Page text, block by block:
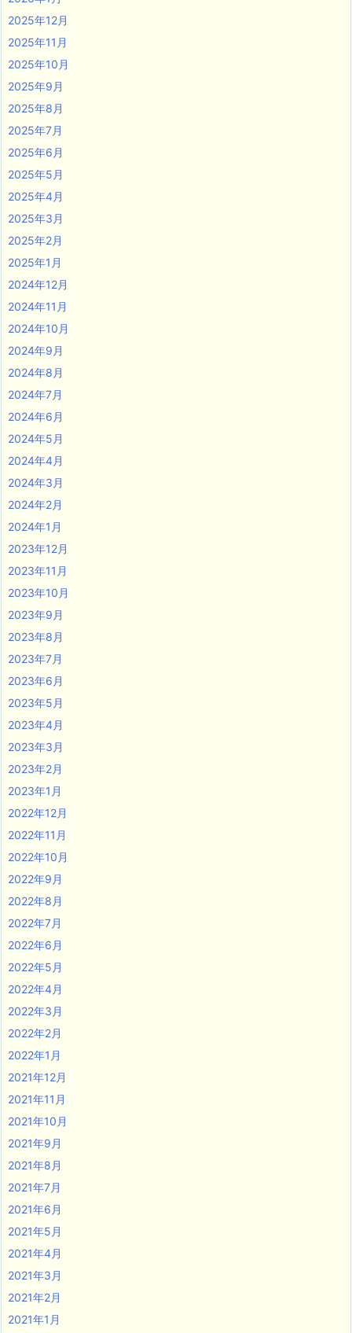
2025年12月
2025年11月
2025年10月
2025年9月
2025年8月
2025年7月
2025年6月
2025年5月
2025年4月
2025年3月
2025年2月
2025年1月
2024年12月
2024年11月
2024年10月
2024年9月
2024年8月
2024年7月
2024年6月
2024年5月
2024年4月
2024年3月
2024年2月
2024年1月
2023年12月
2023年11月
2023年10月
2023年9月
2023年8月
2023年7月
2023年6月
2023年5月
2023年4月
2023年3月
2023年2月
2023年1月
2022年12月
2022年11月
2022年10月
2022年9月
2022年8月
2022年7月
2022年6月
2022年5月
2022年4月
2022年3月
2022年2月
2022年1月
2021年12月
2021年11月
2021年10月
2021年9月
2021年8月
2021年7月
2021年6月
2021年5月
2021年4月
2021年3月
2021年2月
2021年1月